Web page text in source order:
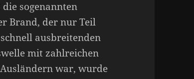
sogenannten
Brand, der nur Teil
ausbreitenden
mit zahlreichen
war, wurde